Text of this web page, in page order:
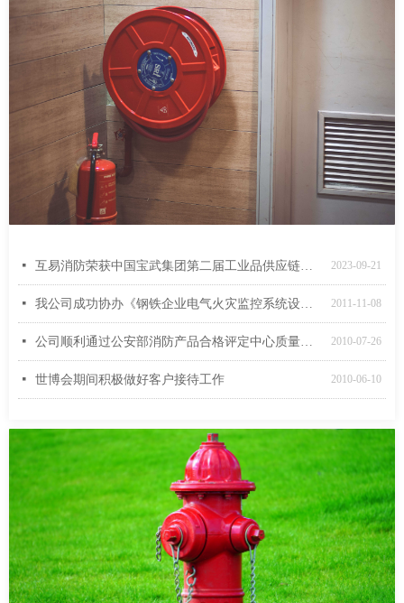
2023-09-21
넷 互易消防荣获中国宝武集团第二届工业品供应链生态伙伴大会22年度成本优胜奖
2011-11-08
넷 我公司成功协办《钢铁企业电气火灾监控系统设计规范》审查定稿工作会议
2010-07-26
넷 公司顺利通过公安部消防产品合格评定中心质量管理体系监督审核
2010-06-10
넷 世博会期间积极做好客户接待工作